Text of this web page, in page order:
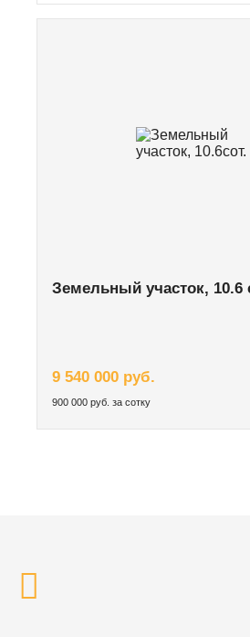
Земельный участок, 10.6
9 540 000 руб.
900 000 руб. за сотку